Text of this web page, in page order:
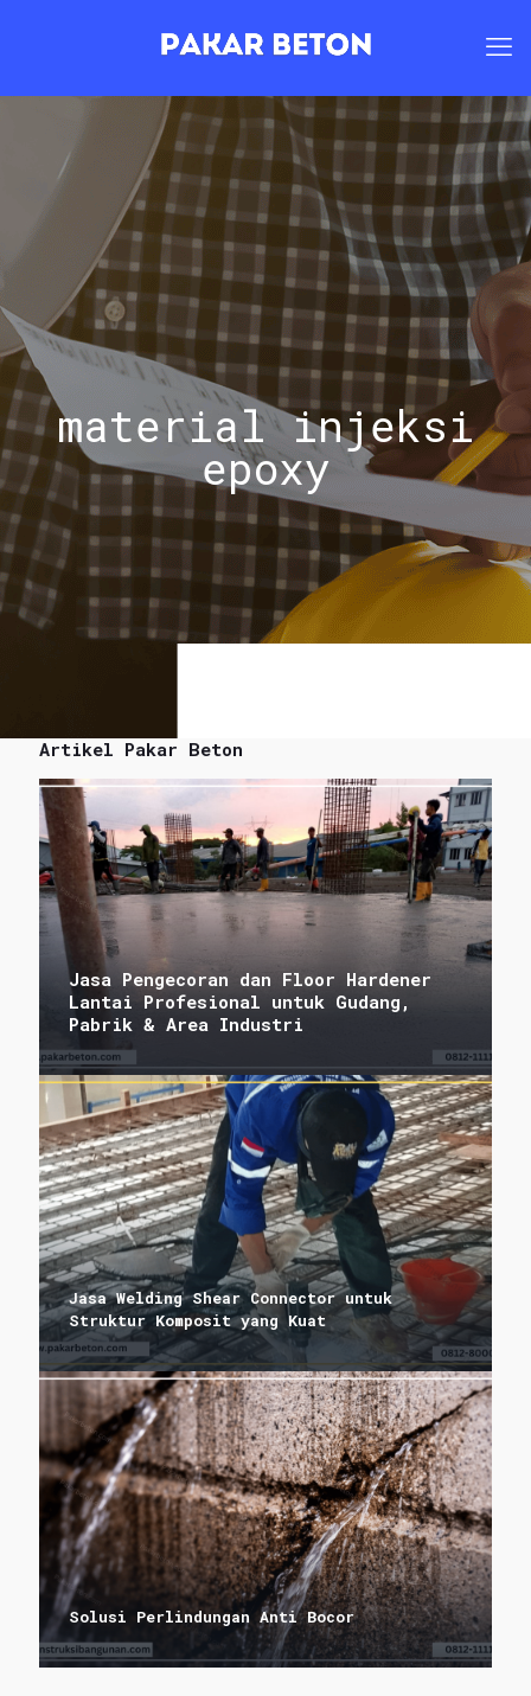
material injeksi
epoxy
Artikel Pakar Beton
Jasa Pengecoran dan Floor Hardener
Lantai Profesional untuk Gudang,
Pabrik & Area Industri
Jasa Welding Shear Connector untuk
Struktur Komposit yang Kuat
Solusi Perlindungan Anti Bocor